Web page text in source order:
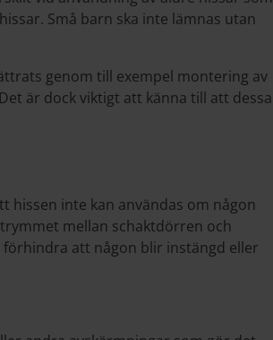
Små barn ska inte lämnas utan
genom till exempel montering av
är dock viktigt att känna till att dessa
hissen inte kan användas om någon
mellan schaktdörren och
att någon blir instängd eller